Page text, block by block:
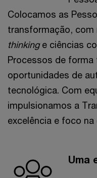
Colocamos as
transformação,
thinkinge ciências
Processos de
oportunidades de
tecnológica. Com
impulsionamos a
excelência e foco na
Uma